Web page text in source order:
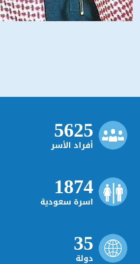
5625
أفراد الأسر
1874
اسرة سعودية
35
دولة